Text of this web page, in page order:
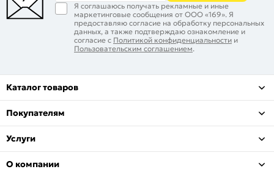
Я соглашаюсь получать рекламные и иные
маркетинговые сообщения от ООО «169». Я
предоставляю согласие на обработку персональных
данных, а также подтверждаю ознакомление и
согласие с Политикой конфиденциальности и
Пользовательским соглашением.
Каталог товаров
Покупателям
Услуги
О компании